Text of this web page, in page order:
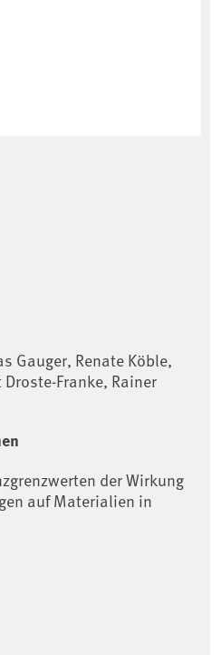
Gauger, Renate Köble,
Franke, Rainer
der Wirkung
auf Materialien in